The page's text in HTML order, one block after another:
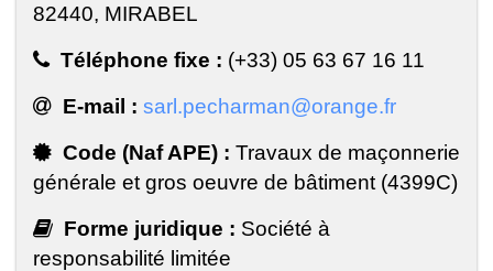
82440, MIRABEL
Téléphone fixe : (+33) 05 63 67 16 11
E-mail : sarl.pecharman@orange.fr
Code (Naf APE) : Travaux de maçonnerie
générale et gros oeuvre de bâtiment (4399C)
Forme juridique : Société à
responsabilité limitée